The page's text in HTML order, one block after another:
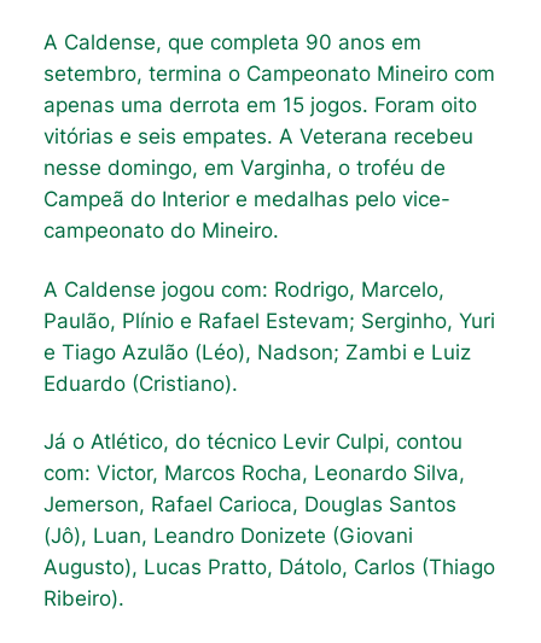
A Caldense, que completa 90 anos em
setembro, termina o Campeonato Mineiro com
apenas uma derrota em 15 jogos. Foram oito
vitórias e seis empates. A Veterana recebeu
nesse domingo, em Varginha, o troféu de
Campeã do Interior e medalhas pelo vice-
campeonato do Mineiro.
A Caldense jogou com: Rodrigo, Marcelo,
Paulão, Plínio e Rafael Estevam; Serginho, Yuri
e Tiago Azulão (Léo), Nadson; Zambi e Luiz
Eduardo (Cristiano).
Já o Atlético, do técnico Levir Culpi, contou
com: Victor, Marcos Rocha, Leonardo Silva,
Jemerson, Rafael Carioca, Douglas Santos
(Jô), Luan, Leandro Donizete (Giovani
Augusto), Lucas Pratto, Dátolo, Carlos (Thiago
Ribeiro).